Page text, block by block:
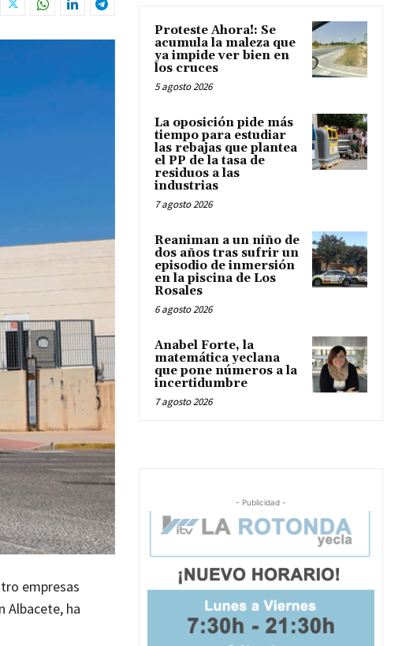
empresas
Albacete, ha
Proteste Ahora!: Se
acumula la maleza que
ya impide ver bien en
los cruces
5 agosto 2026
La oposición pide más
tiempo para estudiar
las rebajas que plantea
el PP de la tasa de
residuos a las
industrias
7 agosto 2026
Reaniman a un niño de
dos años tras sufrir un
episodio de inmersión
en la piscina de Los
Rosales
6 agosto 2026
Anabel Forte, la
matemática yeclana
que pone números a la
incertidumbre
7 agosto 2026
- Publicidad -